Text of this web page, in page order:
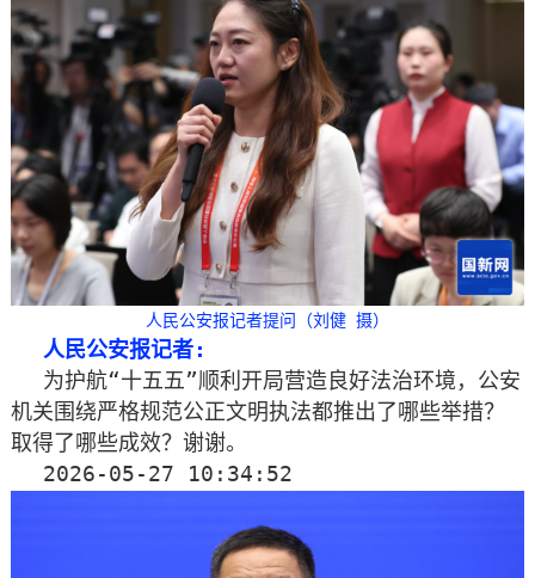
人民公安报记者提问（刘健 摄）
人民公安报记者:
为护航“十五五”顺利开局营造良好法治环境，公安
机关围绕严格规范公正文明执法都推出了哪些举措？
取得了哪些成效？谢谢。
2026-05-27 10:34:52